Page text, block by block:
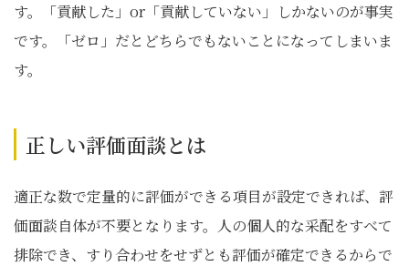
す。「貢献した」or「貢献していない」しかないのが事実
です。「ゼロ」だとどちらでもないことになってしまいま
す。
正しい評価面談とは
適正な数で定量的に評価ができる項目が設定できれば、評
価面談自体が不要となります。人の個人的な采配をすべて
排除でき、すり合わせをせずとも評価が確定できるからで